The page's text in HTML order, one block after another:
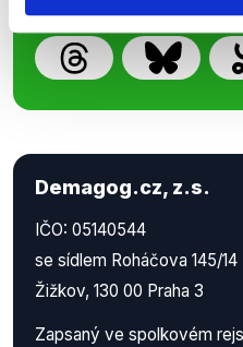
Demagog.cz, z.s.
IČO: 05140544
se sídlem Roháčova 145/14
Žižkov, 130 00 Praha 3
Zapsaný ve spolkovém